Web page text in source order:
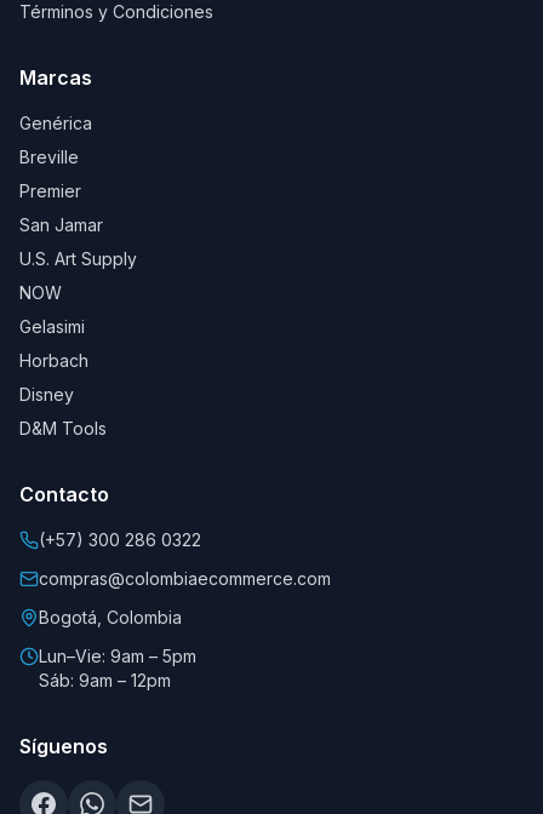
Términos y Condiciones
Marcas
Genérica
Breville
Premier
San Jamar
U.S. Art Supply
NOW
Gelasimi
Horbach
Disney
D&M Tools
Contacto
(+57) 300 286 0322
compras@colombiaecommerce.com
Bogotá, Colombia
Lun–Vie: 9am – 5pm
Sáb: 9am – 12pm
Síguenos